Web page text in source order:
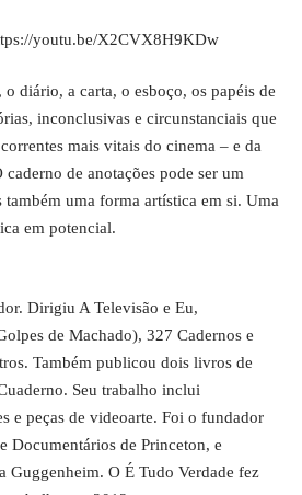
youtu.be/X2CVX8H9KDw
o diário, a carta, o esboço, os papéis de
inconclusivas e circunstanciais que
mais vitais do cinema – e da
de anotações pode ser um
também uma forma artística em si. Uma
em potencial.
Dirigiu A Televisão e Eu,
de Machado), 327 Cadernos e
Também publicou dois livros de
Seu trabalho inclui
e peças de videoarte. Foi o fundador
Documentários de Princeton, e
Guggenheim. O É Tudo Verdade fez